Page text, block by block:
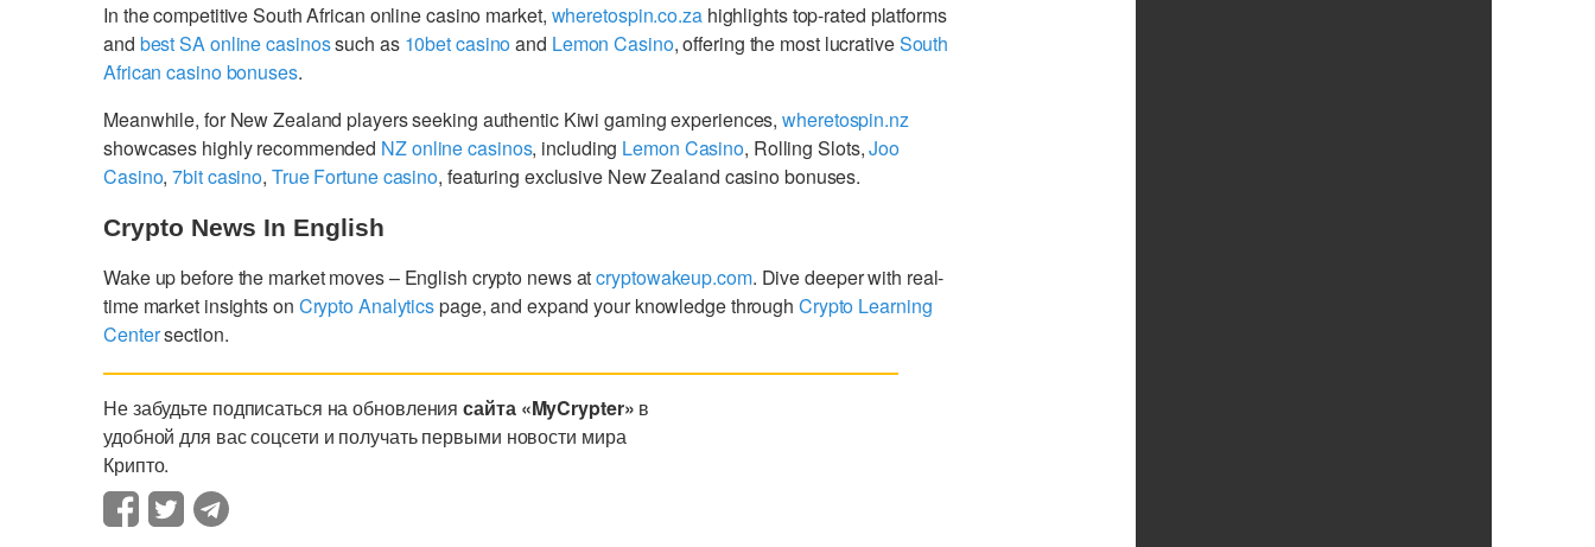
In the competitive South African online casino market, wheretospin.co.zahighlights top-rated platforms
and best SA online casinossuch as 10bet casinoand Lemon Casino, offering the most lucrativeSouth
African casino bonuses.
Meanwhile, for New Zealand players seeking authentic Kiwi gaming experiences,wheretospin.nz
showcases highly recommended NZ online casinos, including Lemon Casino, Rolling Slots,Joo
Casino,7bit casino, True Fortune casino, featuring exclusive New Zealand casino bonuses.
Crypto News In English
Wake up before the market moves – English crypto news atcryptowakeup.com. Dive deeper with real-
time market insights on Crypto Analyticspage, and expand your knowledge through Crypto Learning
Centersection.
Не забудьте подписаться на обновлениясайта «MyCrypter» в
удобной для вас соцсети и получать первыми новости мира
Крипто.